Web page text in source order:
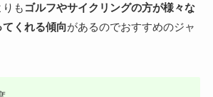
も ゴルフやサイクリングの方が様々な
くれる傾向があるのでおすすめのジャ